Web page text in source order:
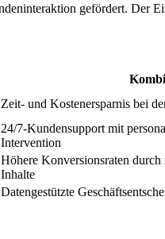
gefördert. Der
Zeit- und Kostenersparnis bei
24/7-Kundensupport mit
Intervention
Höhere Konversionsraten
Inhalte
Datengestützte